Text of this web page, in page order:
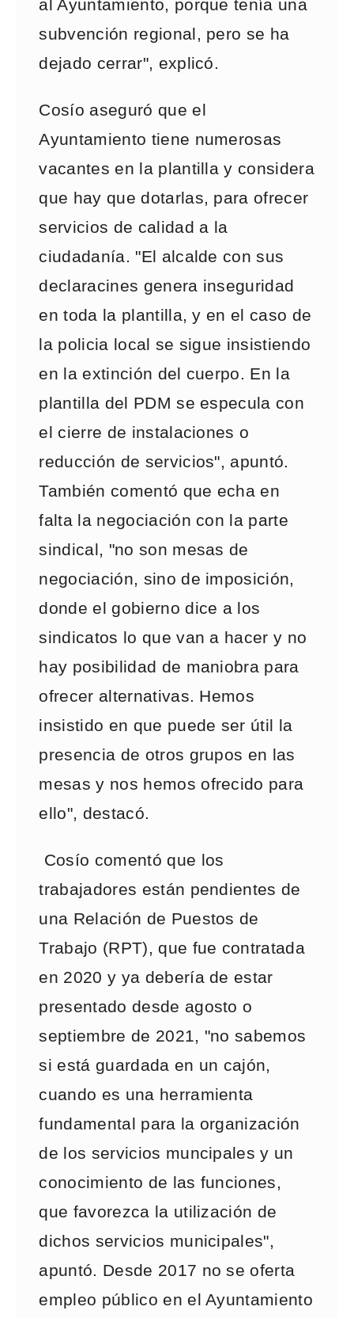
al Ayuntamiento, porque tenía una
subvención regional, pero se ha
dejado cerrar", explicó.
Cosío aseguró que el
Ayuntamiento tiene numerosas
vacantes en la plantilla y considera
que hay que dotarlas, para ofrecer
servicios de calidad a la
ciudadanía. "El alcalde con sus
declaracines genera inseguridad
en toda la plantilla, y en el caso de
la policia local se sigue insistiendo
en la extinción del cuerpo. En la
plantilla del PDM se especula con
el cierre de instalaciones o
reducción de servicios", apuntó.
También comentó que echa en
falta la negociación con la parte
sindical, "no son mesas de
negociación, sino de imposición,
donde el gobierno dice a los
sindicatos lo que van a hacer y no
hay posibilidad de maniobra para
ofrecer alternativas. Hemos
insistido en que puede ser útil la
presencia de otros grupos en las
mesas y nos hemos ofrecido para
ello", destacó.
Cosío comentó que los
trabajadores están pendientes de
una Relación de Puestos de
Trabajo (RPT), que fue contratada
en 2020 y ya debería de estar
presentado desde agosto o
septiembre de 2021, "no sabemos
si está guardada en un cajón,
cuando es una herramienta
fundamental para la organización
de los servicios muncipales y un
conocimiento de las funciones,
que favorezca la utilización de
dichos servicios municipales",
apuntó. Desde 2017 no se oferta
empleo público en el Ayuntamiento